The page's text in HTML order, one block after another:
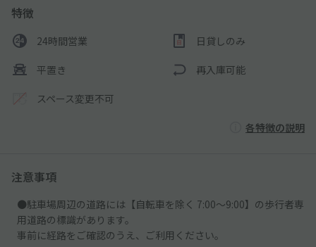
特徴
24時間営業 日貸しのみ
平置き 再入庫可能
スペース変更不可
各特徴の説明
注意事項
●駐車場周辺の道路には【自転車を除く 7:00～9:00】の歩行者専
用道路の標識があります。
事前に経路をご確認のうえ、ご利用ください。